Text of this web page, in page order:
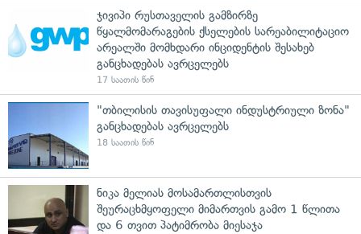
ჯივიპი რუსთაველის გამზირზე
წყალმომარაგების ქსელების სარეაბილიტაციო
არეალში მომხდარი ინციდენტის შესახებ
განცხადებას ავრცელებს
17 საათის წინ
"თბილისის თავისუფალი ინდუსტრიული ზონა"
განცხადებას ავრცელებს
18 საათის წინ
ნიკა მელიას მოსამართლისთვის
შეურაცხმყოფელი მიმართვის გამო 1 წლითა
და 6 თვით პატიმრობა მიესაჯა